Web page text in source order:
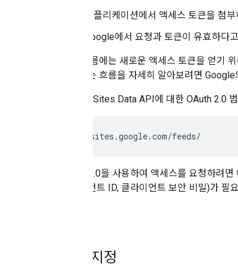
애플리케이션에서 액세스 토큰을 첨
Google에서 요청과 토큰이 유효하다
일부 흐름에는 새로운 액세스 토큰을 얻기 위
적용되는 흐름을 자세히 알아보려면 Google
Google Sites Data API에 대한 OAuth 2.0
https://sites.google.com/feeds/
OAuth 2.0을 사용하여 액세스를 요청하려
클라이언트 ID, 클라이언트 보안 비밀)가 필
버전 지정